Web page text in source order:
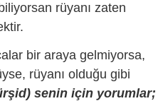
rüyanı zaten
bir araya gelmiyorsa,
rüyanı olduğu gibi
senin için yorumlar;